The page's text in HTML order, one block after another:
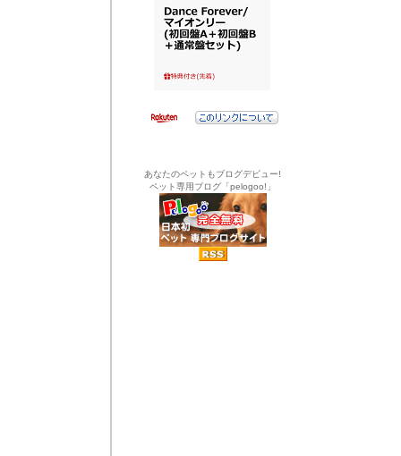
あなたのペットもブログデビュー!
ペット専用ブログ「pelogoo!」